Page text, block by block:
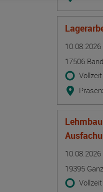
17506
Vollzeit
19395
Vollzeit